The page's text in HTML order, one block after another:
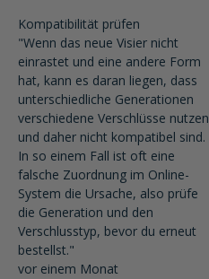
Kompatibilität prüfen
"Wenn das neue Visier nicht
einrastet und eine andere Form
hat, kann es daran liegen, dass
unterschiedliche Generationen
verschiedene Verschlüsse nutzen
und daher nicht kompatibel sind.
In so einem Fall ist oft eine
falsche Zuordnung im Online-
System die Ursache, also prüfe
die Generation und den
Verschlusstyp, bevor du erneut
bestellst."
vor einem Monat